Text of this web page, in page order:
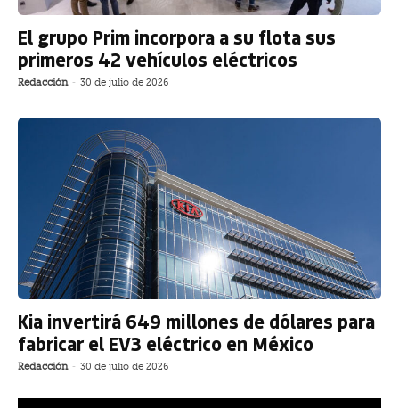
El grupo Prim incorpora a su flota sus
primeros 42 vehículos eléctricos
Redacción - 30 de julio de 2026
Kia invertirá 649 millones de dólares para
fabricar el EV3 eléctrico en México
Redacción - 30 de julio de 2026